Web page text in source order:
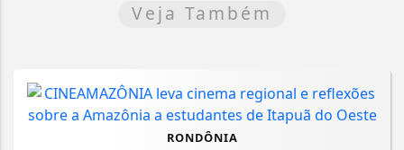
Veja Também
RONDÔNIA